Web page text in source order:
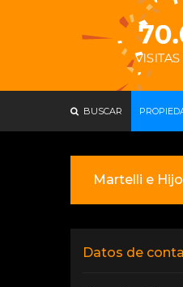
BUSCAR
Martelli e
Datos de